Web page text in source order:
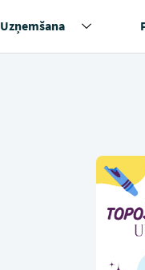
Uzņemšana